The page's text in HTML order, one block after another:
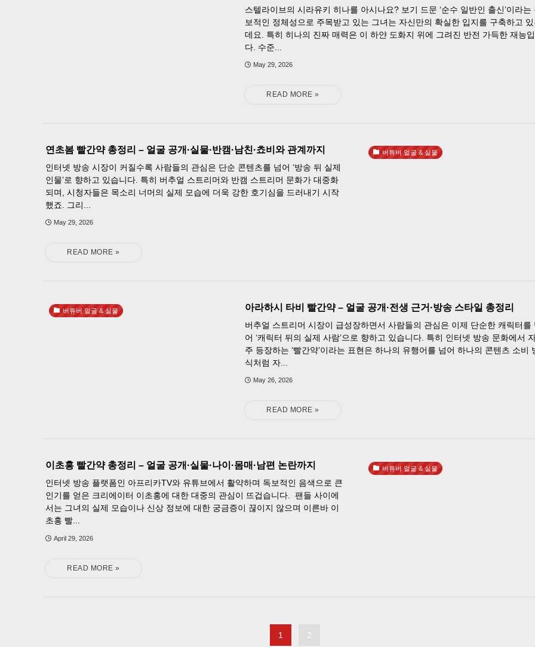
스텔라이브의 시라유키 히나를 아시나요? 보기 드문 ‘순수 일반인 출신’이라는
보적인 정체성으로 주목받고 있는 그녀는 자신만의 확실한 입지를 구축하고 있
데요. 특히 히나의 진짜 매력은 이 하얀 도화지 위에 그려진 반전 가득한 재능
다. 수준...
May 29, 2026
버튜버 얼굴 & 실물
연초봄 빨간약 총정리 – 얼굴 공개·실물·반캠·남친·쵸비와 관계까지
인터넷 방송 시장이 커질수록 사람들의 관심은 단순 콘텐츠를 넘어 ‘방송 뒤 실제
인물’로 향하고 있습니다. 특히 버추얼 스트리머와 반캠 스트리머 문화가 대중화
되며, 시청자들은 목소리 너머의 실제 모습에 더욱 강한 호기심을 드러내기 시작
했죠. 그리...
May 29, 2026
버튜버 얼굴 & 실물 아라하시 타비 빨간약 – 얼굴 공개·전생 근거·방송 스타일 총정리
버추얼 스트리머 시장이 급성장하면서 사람들의 관심은 이제 단순한 캐릭터를
어 ‘캐릭터 뒤의 실제 사람’으로 향하고 있습니다. 특히 인터넷 방송 문화에서
주 등장하는 ‘빨간약’이라는 표현은 하나의 유행어를 넘어 하나의 콘텐츠 소비
식처럼 자...
May 26, 2026
버튜버 얼굴 & 실물
이초홍 빨간약 총정리 – 얼굴 공개·실물·나이·몸매·남편 논란까지
인터넷 방송 플랫폼인 아프리카TV와 유튜브에서 활약하며 독보적인 음색으로 큰
인기를 얻은 크리에이터 이초홍에 대한 대중의 관심이 뜨겁습니다. 팬들 사이에
서는 그녀의 실제 모습이나 신상 정보에 대한 궁금증이 끊이지 않으며 이른바 이
초홍 빨...
April 29, 2026
1 2